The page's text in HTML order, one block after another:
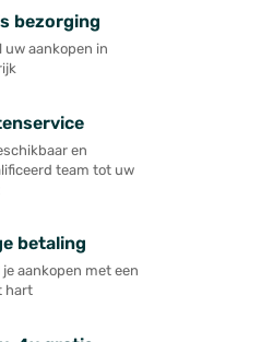
bezorging
uw aankopen in
en
team tot uw
betaling
je aankopen met een
hart